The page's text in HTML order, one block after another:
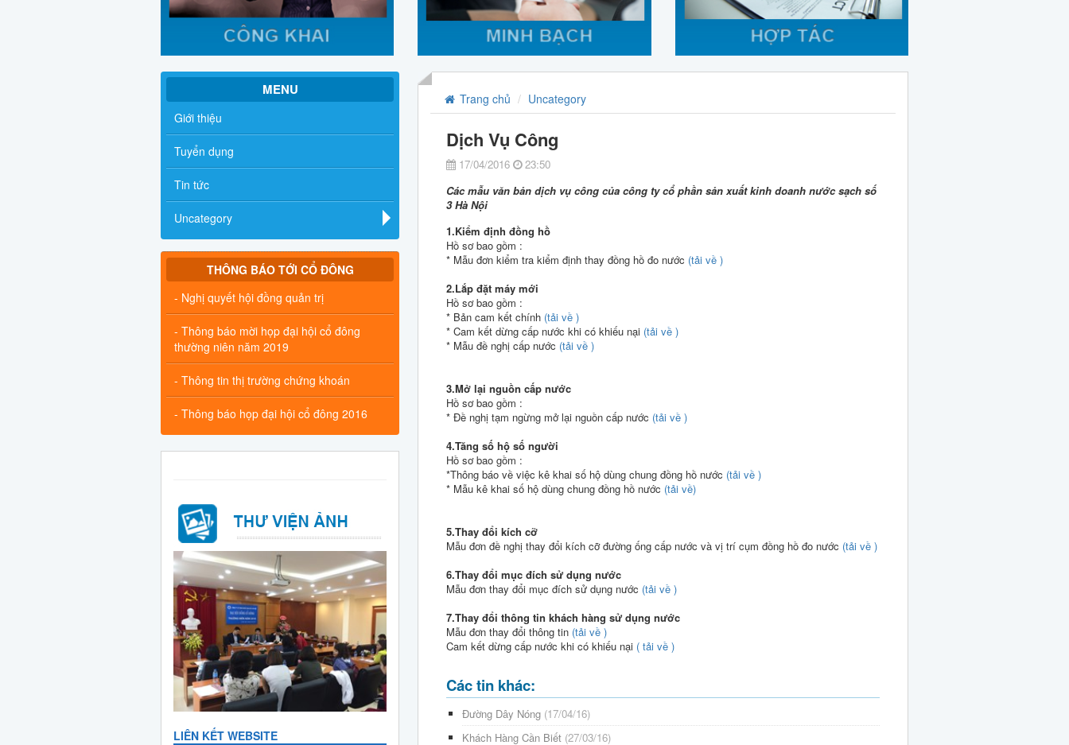
MENU
Giới thiệu
Tuyển dụng
Tin tức
Uncategory
THÔNG BÁO TỚI CỔ ĐÔNG
- Nghị quyết hội đồng quản trị
- Thông báo mời họp đại hội cổ đông
thường niên năm 2019
- Thông tin thị trường chứng khoán
- Thông báo họp đại hội cổ đông 2016
LIÊN KẾT WEBSITE
Trang chủ Uncategory
Dịch Vụ Công
17/04/2016 23:50
Các mẫu văn bản dịch vụ công của công ty cổ phần sản xuất kinh doanh nước sạch số
3 Hà Nội
1.Kiểm định đồng hồ
Hồ sơ bao gồm :
* Mẫu đơn kiểm tra kiểm định thay đồng hồ đo nước (tải về )
2.Lắp đặt máy mới
Hồ sơ bao gồm :
* Bản cam kết chính (tải về )
* Cam kết dừng cấp nước khi có khiếu nại (tải về )
* Mẫu đề nghị cấp nước (tải về )
3.Mở lại nguồn cấp nước
Hồ sơ bao gồm :
* Đề nghị tạm ngừng mở lại nguồn cấp nước (tải về )
4.Tăng số hộ số người
Hồ sơ bao gồm :
*Thông báo về việc kê khai số hộ dùng chung đồng hồ nước (tải về )
* Mẫu kê khai số hộ dùng chung đồng hồ nước (tải về)
5.Thay đổi kích cỡ
Mẫu đơn đề nghị thay đổi kích cỡ đường ống cấp nước và vị trí cụm đồng hồ đo nước (tải về )
6.Thay đổi mục đích sử dụng nước
Mẫu đơn thay đổi mục đích sử dụng nước (tải về )
7.Thay đổi thông tin khách hàng sử dụng nước
Mẫu đơn thay đổi thông tin (tải về )
Cam kết dừng cấp nước khi có khiếu nại ( tải về )
Các tin khác:
Đường Dây Nóng (17/04/16)
Khách Hàng Cần Biết (27/03/16)